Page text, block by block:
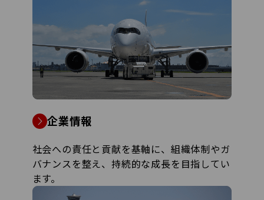
企業情報
社会への責任と貢献を基軸に、組織体制やガ
バナンスを整え、持続的な成長を目指してい
ます。